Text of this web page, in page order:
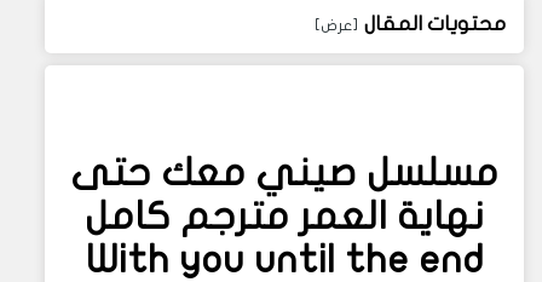
محتويات المقال
مسلسل صيني معك حتى
نهاية العمر مترجم كامل
With you until the end